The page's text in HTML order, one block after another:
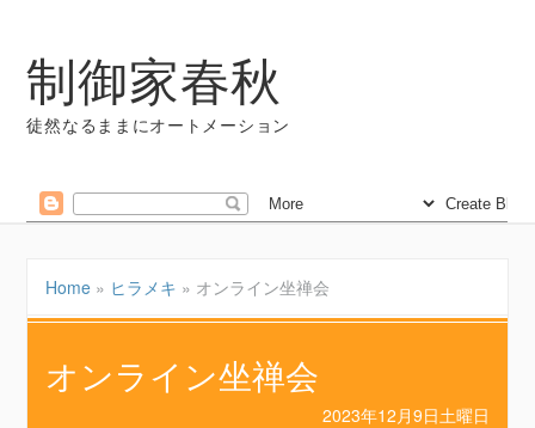
制御家春秋
徒然なるままにオートメーション
Home » ヒラメキ » オンライン坐禅会
オンライン坐禅会
2023年12月9日土曜日